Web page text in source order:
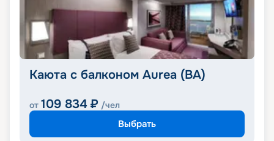
Каюта с балконом Aurea (BA)
от 109 834 ₽ /чел
Выбрать